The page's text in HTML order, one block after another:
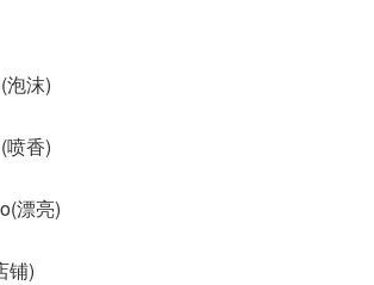
泡沫)
喷香)
漂亮)
铺)